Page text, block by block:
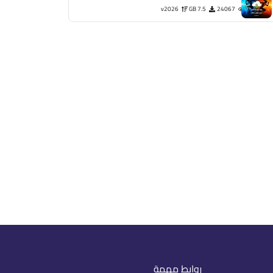
24067
7.5 GB
v2026
روابط مهمة